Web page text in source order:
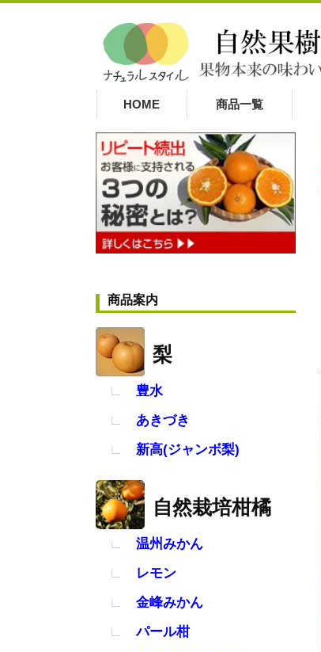
HOME 商品一覧
商品案内
梨
豊水
あきづき
新高(ジャンボ梨)
自然栽培柑橘
温州みかん
レモン
金峰みかん
パール柑